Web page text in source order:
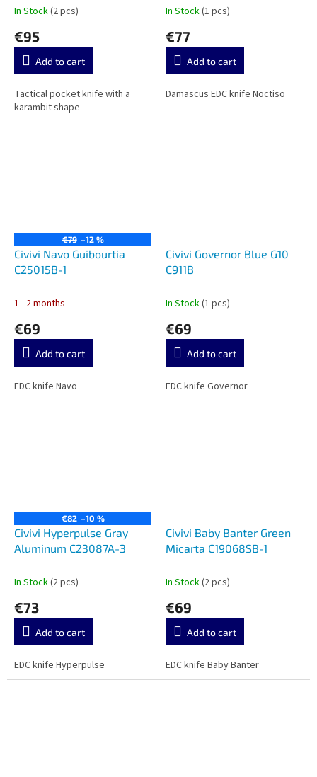
In Stock(2 pcs)
€95
Add to cart
Tactical pocket knife with a
karambit shape
In Stock(1 pcs)
€77
Add to cart
Damascus EDC knife Noctiso
€79 –12 %
Civivi Navo Guibourtia
C25015B-1
1 - 2 months
€69
Add to cart
EDC knife Navo
Civivi Governor Blue G10
C911B
In Stock(1 pcs)
€69
Add to cart
EDC knife Governor
€82 –10 %
Civivi Hyperpulse Gray
Aluminum C23087A-3
In Stock(2 pcs)
€73
Add to cart
EDC knife Hyperpulse
Civivi Baby Banter Green
Micarta C19068SB-1
In Stock(2 pcs)
€69
Add to cart
EDC knife Baby Banter